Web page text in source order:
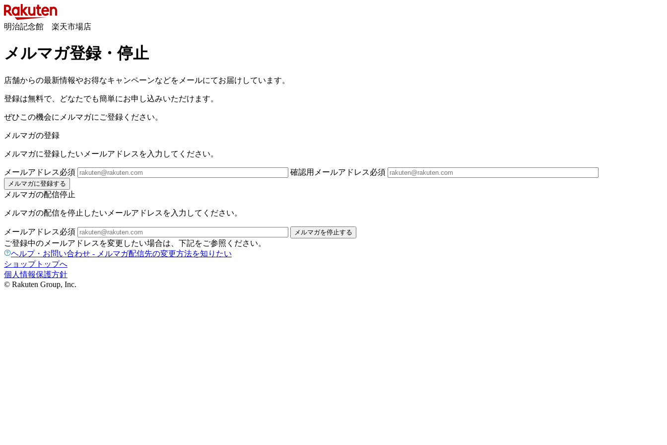
明治記念館 楽天市場店
メルマガ登録・停止
店舗からの最新情報やお得なキャンペーンなどをメールにてお届けしています。
登録は無料で、どなたでも簡単にお申し込みいただけます。
ぜひこの機会にメルマガにご登録ください。
メルマガの登録
メルマガに登録したいメールアドレスを入力してください。
メールアドレス必須 確認用メールアドレス必須
メルマガに登録する
メルマガの配信停止
メルマガの配信を停止したいメールアドレスを入力してください。
メールアドレス必須 メルマガを停止する
ご登録中のメールアドレスを変更したい場合は、下記をご参照ください。
ヘルプ・お問い合わせ - メルマガ配信先の変更方法を知りたい
ショップトップへ
個人情報保護方針
© Rakuten Group, Inc.